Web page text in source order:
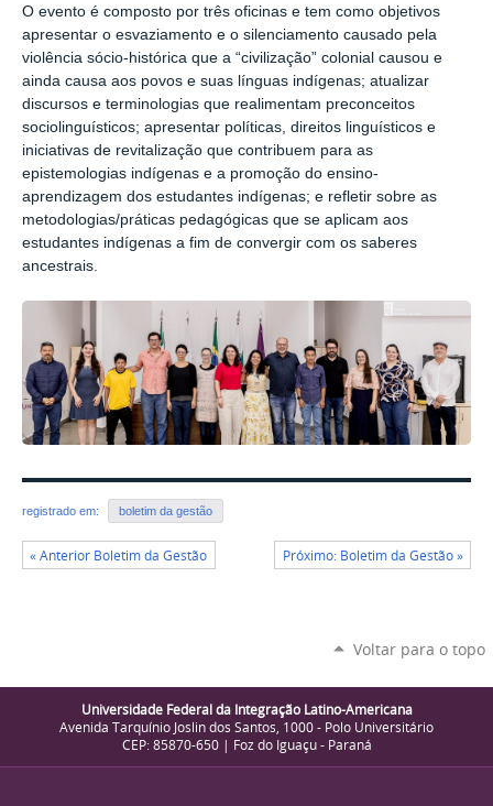
O evento é composto por três oficinas e tem como objetivos
apresentar o esvaziamento e o silenciamento causado pela
violência sócio-histórica que a “civilização” colonial causou e
ainda causa aos povos e suas línguas indígenas; atualizar
discursos e terminologias que realimentam preconceitos
sociolinguísticos; apresentar políticas, direitos linguísticos e
iniciativas de revitalização que contribuem para as
epistemologias indígenas e a promoção do ensino-
aprendizagem dos estudantes indígenas; e refletir sobre as
metodologias/práticas pedagógicas que se aplicam aos
estudantes indígenas a fim de convergir com os saberes
ancestrais.
registrado em: boletim da gestão
« Anterior Boletim da Gestão Próximo: Boletim da Gestão »
Voltar para o topo
Universidade Federal da Integração Latino-Americana
Avenida Tarquínio Joslin dos Santos, 1000 - Polo Universitário
CEP: 85870-650 | Foz do Iguaçu - Paraná